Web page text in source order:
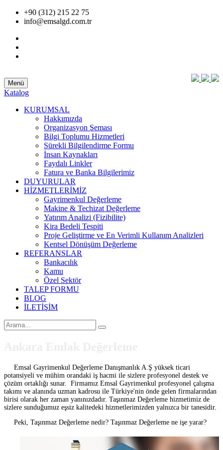
+90 (312) 215 22 75
info@emsalgd.com.tr
Menü
Katalog
KURUMSAL
Hakkımızda
Organizasyon Şeması
Bilgi Toplumu Hizmetleri
Sürekli Bilgilendirme Formu
İnsan Kaynakları
Faydalı Linkler
Fatura ve Banka Bilgilerimiz
DUYURULAR
HİZMETLERİMİZ
Gayrimenkul Değerleme
Makine & Techizat Değerleme
Yatırım Analizi (Fizibilite)
Kira Bedeli Tespiti
Proje Geliştirme ve En Verimli Kullanım Analizleri
Kentsel Dönüşüm Değerleme
REFERANSLAR
Bankacılık
Kamu
Özel Sektör
TALEP FORMU
BLOG
İLETİŞİM
Emsal Gayrimenkul Değerleme Danışmanlık A.Ş yüksek ticari
potansiyeli ve mühim orandaki iş hacmi ile sizlere profesyonel destek ve
çözüm ortaklığı sunar. Firmamız Emsal Gayrimenkul profesyonel çalışma
takımı ve alanında uzman kadrosu ile Türkiye'nin önde gelen firmalarından
birisi olarak her zaman yanınızdadır. Taşınmaz Değerleme hizmetimiz de
sizlere sunduğumuz eşsiz kalitedeki hizmetlerimizden yalnızca bir tanesidir.
Peki, Taşınmaz Değerleme nedir? Taşınmaz Değerleme ne işe yarar?